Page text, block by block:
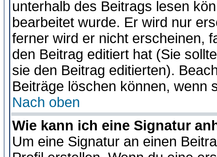
unterhalb des Beitrags lesen
bearbeitet wurde. Er wird nur
ferner wird er nicht erscheinen,
den Beitrag editiert hat (Sie
sie den Beitrag editierten).
Beiträge löschen können, wenn
Nach oben
Wie kann ich eine Signatur
Um eine Signatur an einen